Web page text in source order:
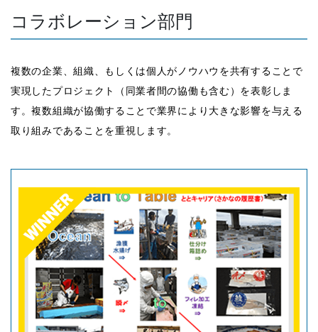
コラボレーション部門
複数の企業、組織、もしくは個人がノウハウを共有することで
実現したプロジェクト（同業者間の協働も含む）を表彰しま
す。複数組織が協働することで業界により大きな影響を与える
取り組みであることを重視します。